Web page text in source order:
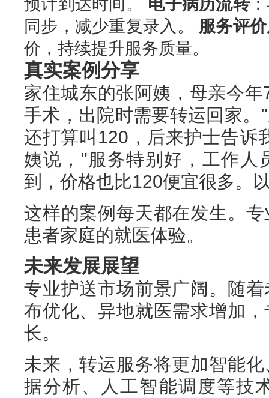
预计到达时间。 电子病历流转
同步，减少重复录入。 服务评
价，持续提升服务质量。
真实案例分享
家住城东的张阿姨，母亲今
手术，出院时需要转运回家
还打算叫120，后来护士告诉
姨说，"服务特别好，工作人
到，价格也比120便宜很多。
这样的案例每天都在发生。
患者家庭的就医体验。
未来发展展望
专业护送市场前景广阔。随
布优化、异地就医需求增加
长。
未来，转运服务将更加智能
据分析、人工智能调度等技